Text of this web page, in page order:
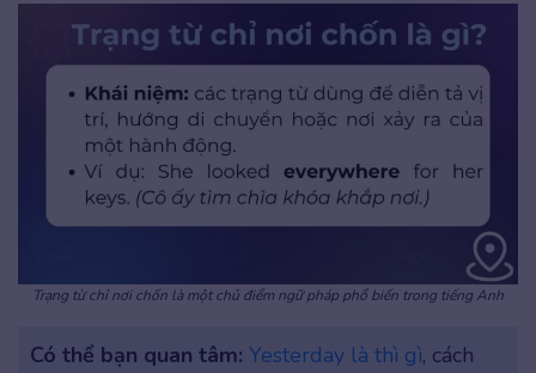
Trạng từ chỉ nơi chốn là một chủ điểm ngữ pháp phổ biến trong tiếng Anh
Có thể bạn quan tâm: Yesterday là thì gì, cách